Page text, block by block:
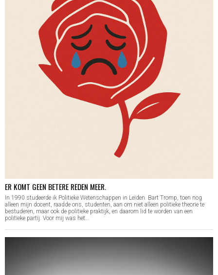
ER KOMT GEEN BETERE REDEN MEER.
In 1990 studeerde ik Politieke Wetenschappen in Leiden. Bart Tromp, toen nog
alleen mijn docent, raadde ons, studenten, aan om niet alleen politieke theorie te
bestuderen, maar ook de politieke praktijk, en daarom lid te worden van een
politieke partij. Voor mij was het…